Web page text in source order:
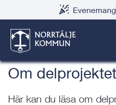
Evenemang
Rimbo växer
Om
Här kan du läsa om